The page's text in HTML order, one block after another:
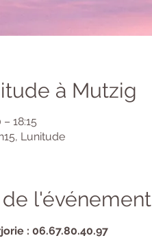
à Mutzig
18:15
Lunitude
l'événement
: 06.67.80.40.97